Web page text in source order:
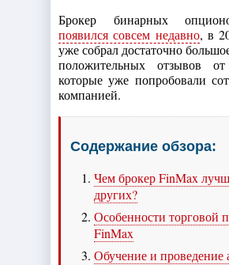
Брокер бинарных
появился совсем недавно, в
уже собрал достаточно
положительных отзывов от
которые уже попробовали
компанией.
Содержание обзора:
Чем брокер FinMax
других?
Особенности торговой
FinMax
Обучение и проведение